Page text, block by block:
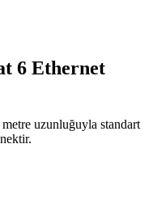
6 Ethernet
uzunluğuyla standart